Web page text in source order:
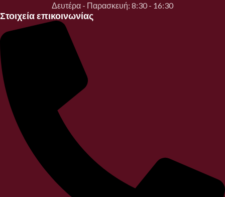
Δευτέρα - Παρασκευή: 8:30 - 16:30
Στοιχεία επικοινωνίας